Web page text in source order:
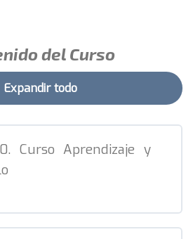
del Curso
Expandir todo
Curso Aprendizaje y